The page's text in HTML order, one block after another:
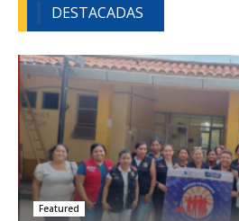
DESTACADAS
Featured